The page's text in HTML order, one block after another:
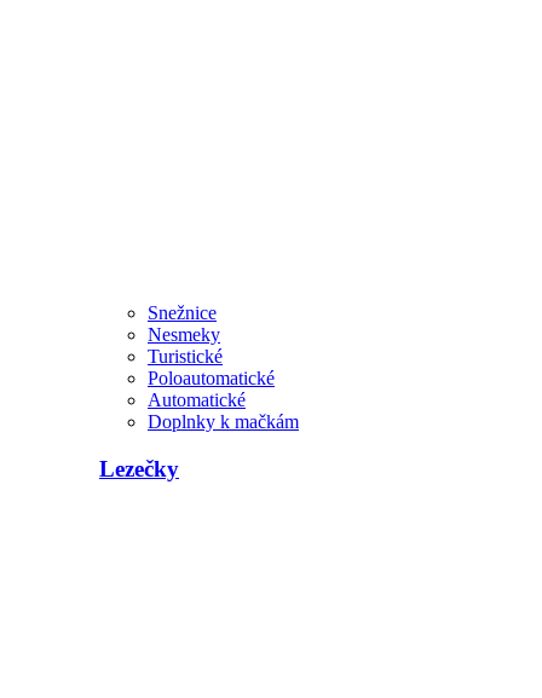
Snežnice
Nesmeky
Turistické
Poloautomatické
Automatické
Doplnky k mačkám
Lezečky